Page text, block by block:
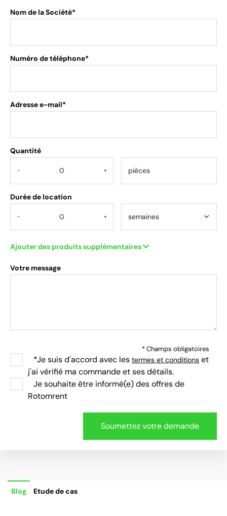
Nom de la Société*
Numéro de téléphone*
Adresse e-mail*
Quantité
- +
Durée de location
- +
Ajouter des produits supplémentaires
Votre message
* Champs obligatoires
*Je suis d'accord avec les termes et conditions et
j'ai vérifié ma commande et ses détails.
Je souhaite être informé(e) des offres de
Rotomrent
Blog Etude de cas